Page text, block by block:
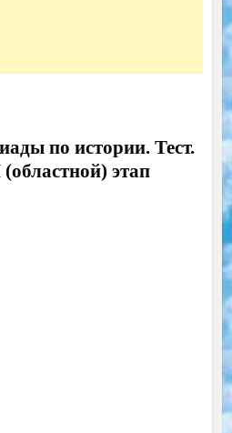
по истории. Тест.
этап